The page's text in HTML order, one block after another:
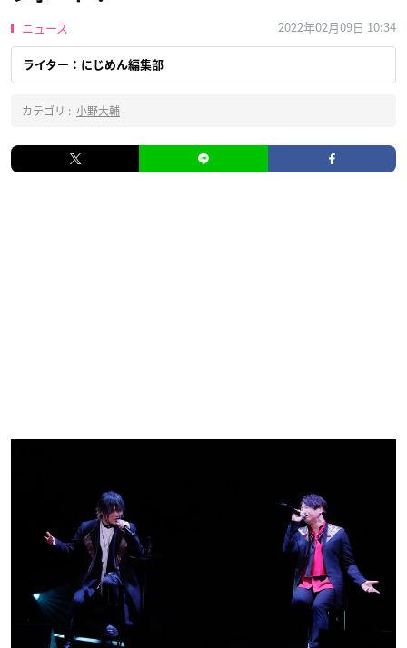
ニュース 2022年02月09日 10:34
ライター：にじめん編集部
カテゴリ : 小野大輔